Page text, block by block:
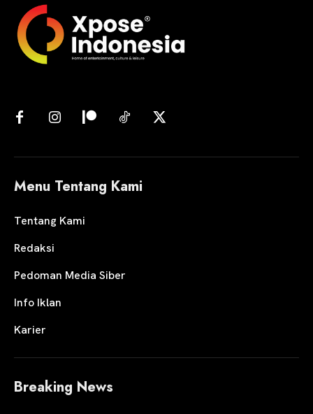
Menu Tentang Kami
Tentang Kami
Redaksi
Pedoman Media Siber
Info Iklan
Karier
Breaking News